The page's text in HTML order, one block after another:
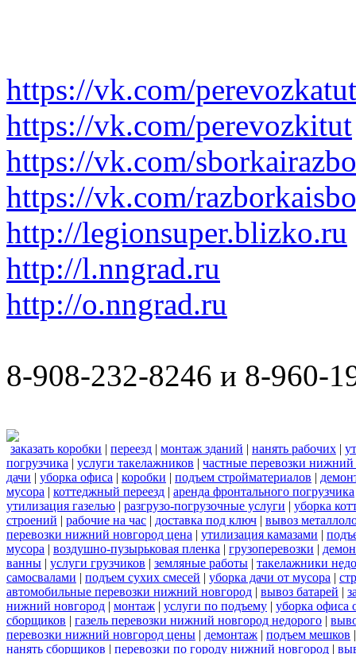
https://vk.com/perevozkatut
https://vk.com/perevozkitut
https://vk.com/
https://vk.com/
http://legionsuper.blizko.ru
http://l.nngrad.ru
http://o.nngrad.ru
8-908-232-8246 и 8-960-
заказать коробки | переезд | монтаж зданий | нанять рабочих |
погрузчика | услуги такелажников | частные перевозки нижний
дачи | уборка офиса | коробки | подъем стройматериалов |
мусора | коттеджный переезд | аренда фронтального погрузчика
утилизация газелью | разгрузо-погрузочные услуги | уборка
строений | рабочие на час | доставка под ключ | вывоз
перевозки нижний новгород цена | утилизация камазами |
мусора | воздушно-пузырьковая пленка | грузоперевозки |
ванны | услуги грузчиков | земляные работы | такелажники
самосвалами | подъем сухих смесей | уборка дачи от мусора |
автомобильные перевозки нижний новгород | вывоз батарей |
нижний новгород | монтаж | услуги по подъему | уборка офиса
сборщиков | газель перевозки нижний новгород недорого |
перевозки нижний новгород цены | демонтаж | подъем мешков
нанять сборщиков | перевозки по городу нижний новгород |